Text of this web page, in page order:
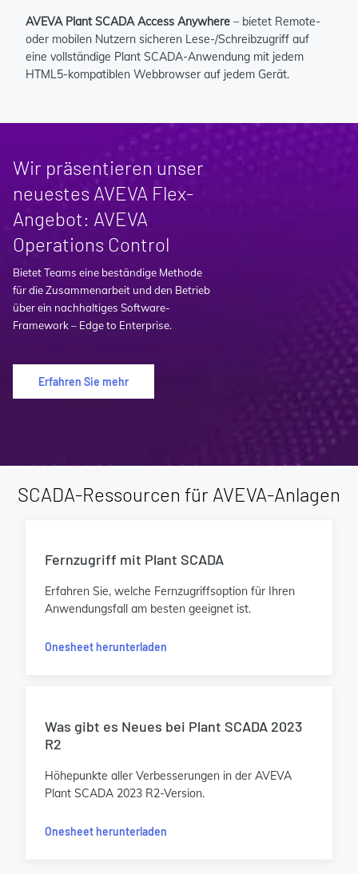
AVEVA Plant SCADA Access Anywhere – bietet Remote-
oder mobilen Nutzern sicheren Lese-/Schreibzugriff auf
eine vollständige Plant SCADA-Anwendung mit jedem
HTML5-kompatiblen Webbrowser auf jedem Gerät.
Wir präsentieren unser
neuestes AVEVA Flex-
Angebot: AVEVA
Operations Control
Bietet Teams eine beständige Methode
für die Zusammenarbeit und den Betrieb
über ein nachhaltiges Software-
Framework – Edge to Enterprise.
Erfahren Sie mehr
SCADA-Ressourcen für AVEVA-Anlagen
Fernzugriff mit Plant SCADA
Erfahren Sie, welche Fernzugriffsoption für Ihren
Anwendungsfall am besten geeignet ist.
Onesheet herunterladen
Was gibt es Neues bei Plant SCADA 2023
R2
Höhepunkte aller Verbesserungen in der AVEVA
Plant SCADA 2023 R2-Version.
Onesheet herunterladen